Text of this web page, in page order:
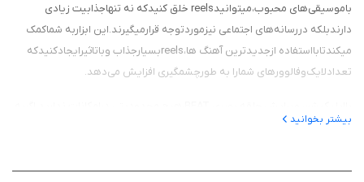
باموسیقی‌های محبوب،میتوانیدreels خلق کنیدکه نه تنهاجذابیت زیادی
دارندبلکه دررسانه‌های اجتماعی نیزموردتوجه قرارمیگیرند.این ابزاربه شماکمک
میکندتابااستفاده ازجدیدترین آهنگ ها،reelsبسیارجذاب وباتاثیرایجادکنیدکه
تعدادلایک‌وفالوورهای شمارا به طورچشمگیری افزایش می‌دهد.
دنبال ایجادریل های حرفه ای برای اینستاگرام هستیدومیخواهیدمخاطبان
سازی را برای شمافراهم میکند!انتخاب ازمیان این گزینه هابه شماکمک
بیشتر بخوانید